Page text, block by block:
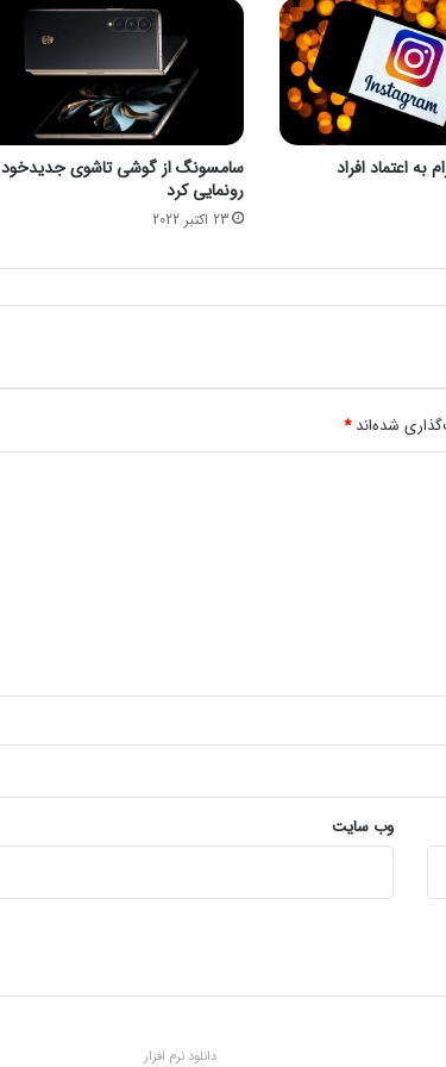
ش‌
ه
ا
ی
ب
ی
س
ی
ج
ه
ب
ی
ز
د
ر
ت
به اعتماد افراد
سامسونگ از گوشی تاشوی جدیدخود
رونمایی کرد
23 اکتبر 2022
شده‌اند*
وب‌ سایت
دانلود نرم افزار